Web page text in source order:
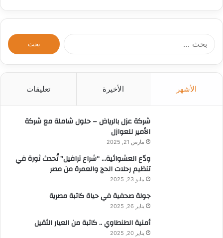
الأشهر الأخيرة تعليقات
شركة عزل بالرياض – حلول شاملة مع شركة
الأمير للعوازل
مارس 21, 2025
ودّع العشوائية… “شراع ترافيل” تُحدث ثورة في
تنظيم رحلات الحج والعمرة من مصر
مايو 23, 2025
جولة صحفية في حياة كاتبة مصرية
يناير 26, 2025
أمنية الطنطاوي .. كاتبة من العيار الثقيل
يناير 20, 2025